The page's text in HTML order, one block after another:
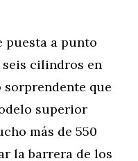
puesta a punto
cilindros en
sorprendente que
superior
más de 550
la barrera de los